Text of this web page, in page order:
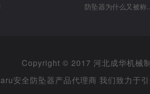
防坠器为什么又被称
Copyright © 2017 河北成华机械
安全防坠器产品代理商 我们致力于